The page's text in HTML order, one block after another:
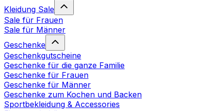
Kleidung Sale
Sale für Frauen
Sale für Männer
Geschenke
Geschenkgutscheine
Geschenke für die ganze Familie
Geschenke für Frauen
Geschenke für Männer
Geschenke zum Kochen und Backen
Sportbekleidung & Accessories